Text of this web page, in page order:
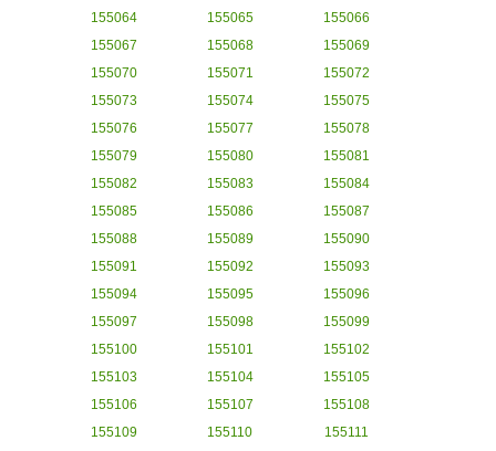
155064
155065
155066
155067
155068
155069
155070
155071
155072
155073
155074
155075
155076
155077
155078
155079
155080
155081
155082
155083
155084
155085
155086
155087
155088
155089
155090
155091
155092
155093
155094
155095
155096
155097
155098
155099
155100
155101
155102
155103
155104
155105
155106
155107
155108
155109
155110
155111